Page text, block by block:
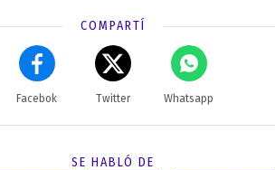
COMPARTÍ
Facebok Twitter Whatsapp
SE HABLÓ DE